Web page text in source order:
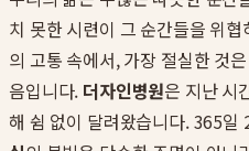
치 못한 시련이 그 순간들을 위
의 고통 속에서, 가장 절실한 것
음입니다. 더자인병원은 지난 시
해 쉼 없이 달려왔습니다. 365일